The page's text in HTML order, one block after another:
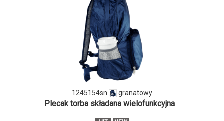
i
ilości
produktu
1245154sn
1245154sn granatowy
Plecak torba składana wielofunkcyjna